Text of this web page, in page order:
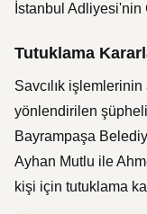
İstanbul
Tutuklama
Savcılık
yönlendirilen
Bayrampaşa
Ayhan Mutlu ile
kişi için tutuklama